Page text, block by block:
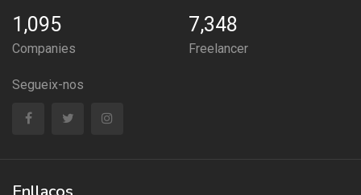
1,095
Companies
7,348
Freelancer
Segueix-nos